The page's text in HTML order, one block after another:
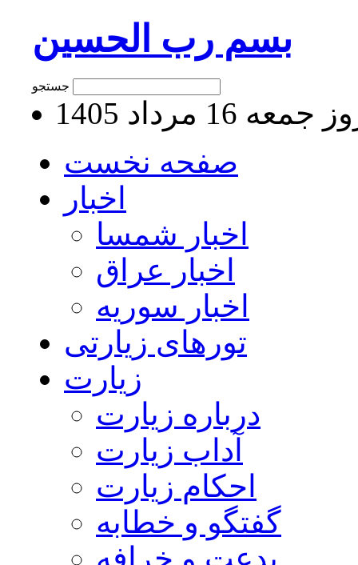
بسم رب الحسین
16 مرداد 1405
صفحه نخست
اخبار
اخبار شمسا
اخبار عراق
اخبار سوریه
تورهای زیارتی
زیارت
درباره زیارت
آداب زیارت
احکام زیارت
گفتگو و خطابه
بدعت و خرافه